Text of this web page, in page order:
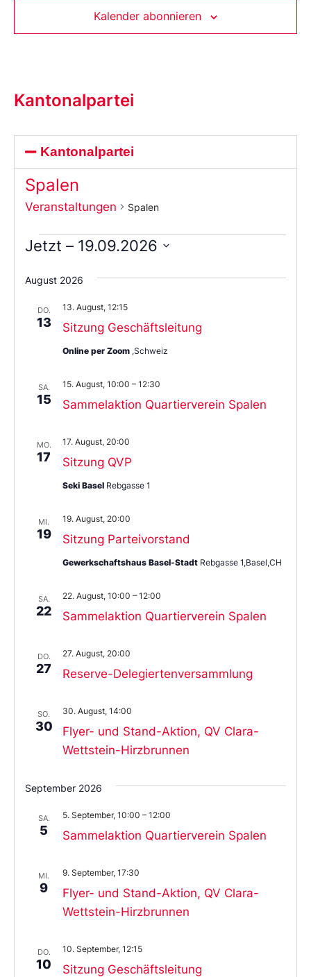
Kalender abonnieren
Kantonalpartei
Kantonalpartei
Spalen
Veranstaltungen Spalen
Jetzt – 19.09.2026
Sie
das
aus.
August 2026
DO.
13 Sitzung Geschäftsleitung
13. August, 12:15
Online per Zoom ,Schweiz
SA.
15 Sammelaktion Quartierverein Spalen
15. August, 10:00 – 12:30
MO.
17 Sitzung QVP
17. August, 20:00
Seki Basel Rebgasse 1
MI.
19 Sitzung Parteivorstand
19. August, 20:00
Gewerkschaftshaus Basel-Stadt Rebgasse 1,Basel,CH
SA.
22 Sammelaktion Quartierverein Spalen
22. August, 10:00 – 12:00
DO.
27 Reserve-Delegiertenversammlung
27. August, 20:00
SO.
30
Flyer- und Stand-Aktion, QV Clara-
Wettstein-Hirzbrunnen
30. August, 14:00
September 2026
SA.
5 Sammelaktion Quartierverein Spalen
5. September, 10:00 – 12:00
MI.
9
Flyer- und Stand-Aktion, QV Clara-
Wettstein-Hirzbrunnen
9. September, 17:30
DO.
10 Sitzung Geschäftsleitung
10. September, 12:15